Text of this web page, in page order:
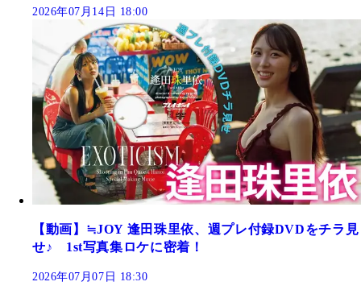
2026年07月14日 18:00
【動画】≒JOY 逢田珠里依、週プレ付録DVDをチラ見
せ♪ 1st写真集ロケに密着！
2026年07月07日 18:30